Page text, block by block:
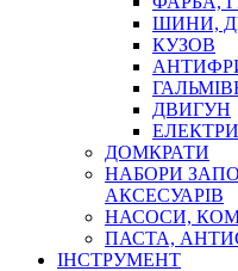
ШИНИ,
КУЗОВ
ДВИГУН
ДОМКРАТИ
НАБОРИ
АКСЕСУАРІВ
НАСОСИ,
ПАСТА,
ІНСТРУМЕНТ